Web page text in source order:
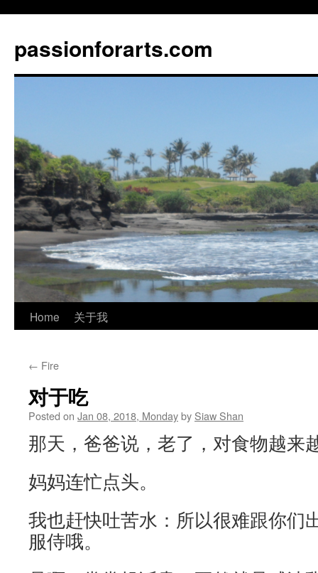
content
passionforarts.com
Home 关于我
← Fire
对于吃
Posted on Jan 08, 2018, Mondayby Siaw Shan
那天，爸爸说，老了，对食物越来
妈妈连忙点头。
我也赶快吐苦水：所以很难跟你们
服侍哦。